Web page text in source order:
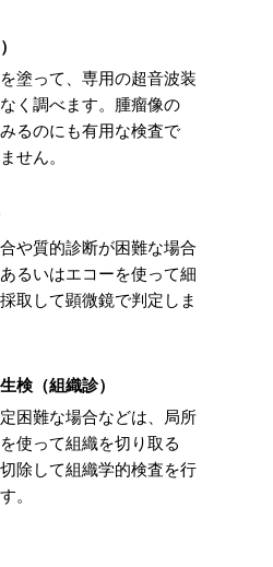
塗って、専用の超音波装
く調べます。腫瘤像の
るのにも有用な検査で
せん。
や質的診断が困難な場合
るいはエコーを使って細
取して顕微鏡で判定しま
検（組織診）
困難な場合などは、局所
使って組織を切り取る
除して組織学的検査を行
。